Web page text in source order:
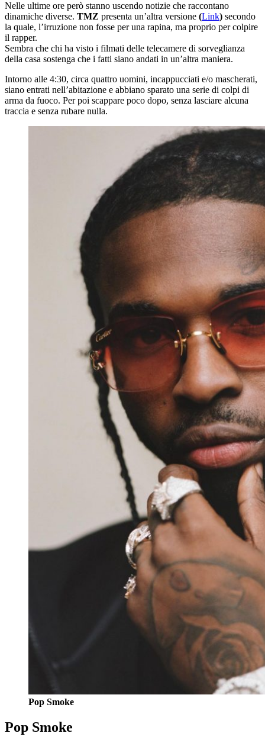
Nelle ultime ore però stanno uscendo notizie che raccontano
dinamiche diverse. TMZ presenta un’altra versione (Link) secondo
la quale, l’irruzione non fosse per una rapina, ma proprio per colpire
il rapper.
Sembra che chi ha visto i filmati delle telecamere di sorveglianza
della casa sostenga che i fatti siano andati in un’altra maniera.
Intorno alle 4:30, circa quattro uomini, incappucciati e/o mascherati,
siano entrati nell’abitazione e abbiano sparato una serie di colpi di
arma da fuoco. Per poi scappare poco dopo, senza lasciare alcuna
traccia e senza rubare nulla.
Pop Smoke
Pop Smoke